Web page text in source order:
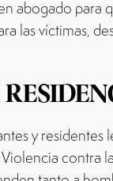
abogado
las víctimas,
y
contra